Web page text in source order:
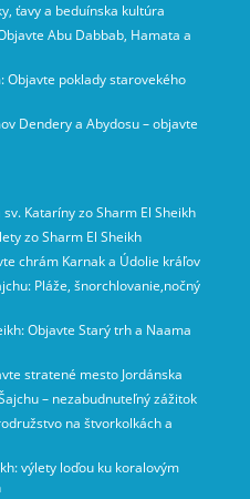
ťavy a beduínska kultúra
Abu Dabbab, Hamata a
Objavte poklady starovekého
Dendery a Abydosu – objavte
Kataríny zo Sharm El Sheikh
zo Sharm El Sheikh
chrám Karnak a Údolie kráľov
Pláže, šnorchlovanie,nočný
Objavte Starý trh a Naama
stratené mesto Jordánska
– nezabudnuteľný zážitok
na štvorkolkách a
výlety loďou ku koralovým